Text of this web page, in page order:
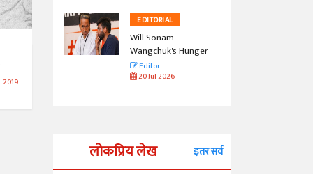
2019
EDITORIAL
Will Sonam
Wangchuk's Hunger
Strike Make a
Difference?
Editor
20 Jul 2026
लोकप्रिय लेख इतर सर्व